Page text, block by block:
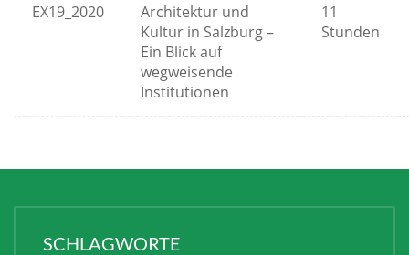
EX19_2020
Architektur und
Kultur in Salzburg –
Ein Blick auf
wegweisende
Institutionen
11
Stunden
SCHLAGWORTE